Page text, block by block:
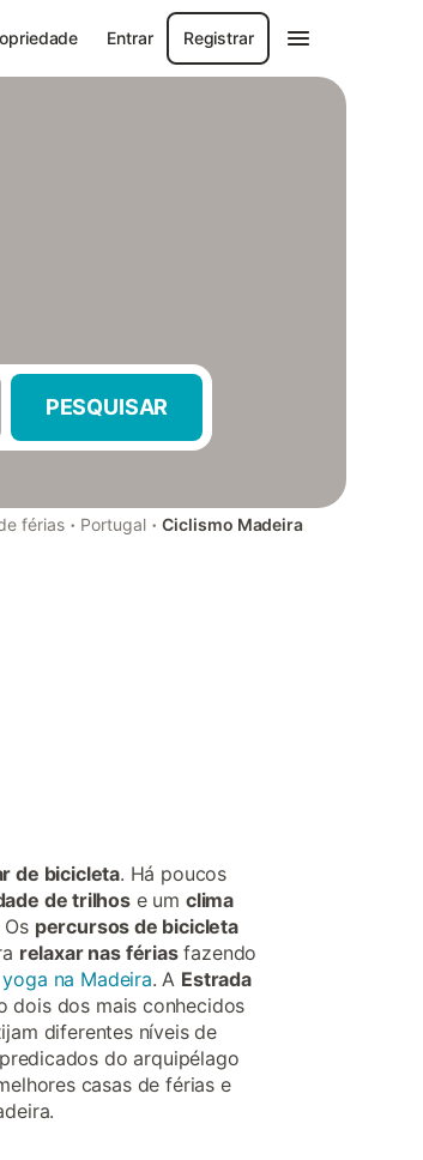
Entrar Registrar
PESQUISAR
férias · Portugal · Ciclismo Madeira
de bicicleta. Há poucos
de trilhose um clima
percursos de bicicleta
relaxar nas fériasfazendo
yoga na Madeira. A Estrada
dois dos mais conhecidos
diferentes níveis de
do arquipélago
casas de férias e